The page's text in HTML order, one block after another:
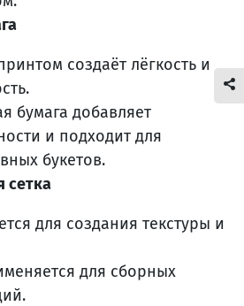
создаёт лёгкость и
бумага добавляет
и подходит для
букетов.
сетка
для создания текстуры и
для сборных